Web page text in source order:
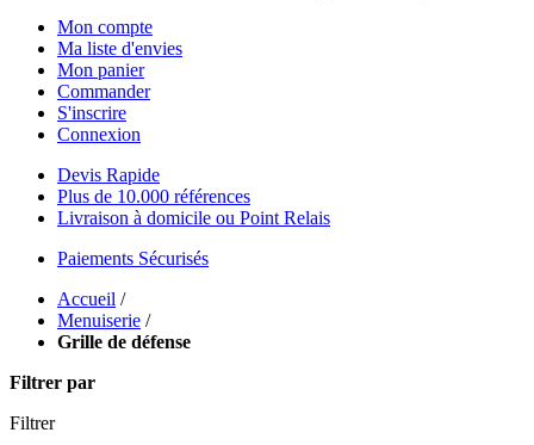
Mon compte
Ma liste d'envies
Mon panier
Commander
S'inscrire
Connexion
Devis Rapide
Plus de 10.000 références
Livraison à domicile ou Point Relais
Paiements Sécurisés
Accueil /
Menuiserie /
Grille de défense
Filtrer par
Filtrer